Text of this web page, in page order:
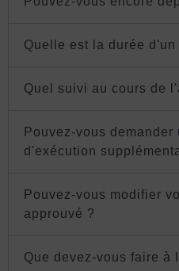
Quelle est la durée d'un
Quel suivi au cours de
Pouvez-vous demander
d'exécution
Pouvez-vous modifier
approuvé ?
Que devez-vous faire à